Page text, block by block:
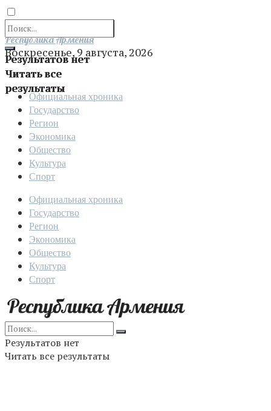
Результатов нет
Читать все
результаты
Отправить
Республика Армения
Воскресенье, 9 августа, 2026
Официальная хроника
Государство
Регион
Экономика
Общество
Культура
Спорт
Официальная хроника
Государство
Регион
Экономика
Общество
Культура
Спорт
Результатов нет
Читать все результаты